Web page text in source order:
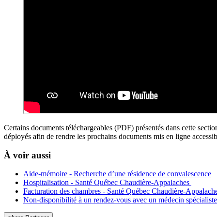
Certains documents téléchargeables (PDF) présentés dans cette
déployés afin de rendre les prochains documents mis en ligne
À voir aussi
Aide-mémoire - Recherche d’une résidence de convalescence
Hospitalisation - Santé Québec Chaudière-Appalaches
Facturation des chambres - Santé Québec Chaudière-
Non-disponibilité à un rendez-vous avec un médecin